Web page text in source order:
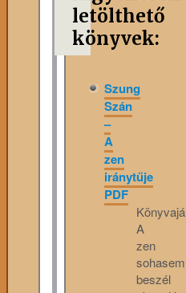
letölthető
könyvek:
Szung
Szán
–
A
zen
iránytűje
PDF
A
zen
sohasem
beszél